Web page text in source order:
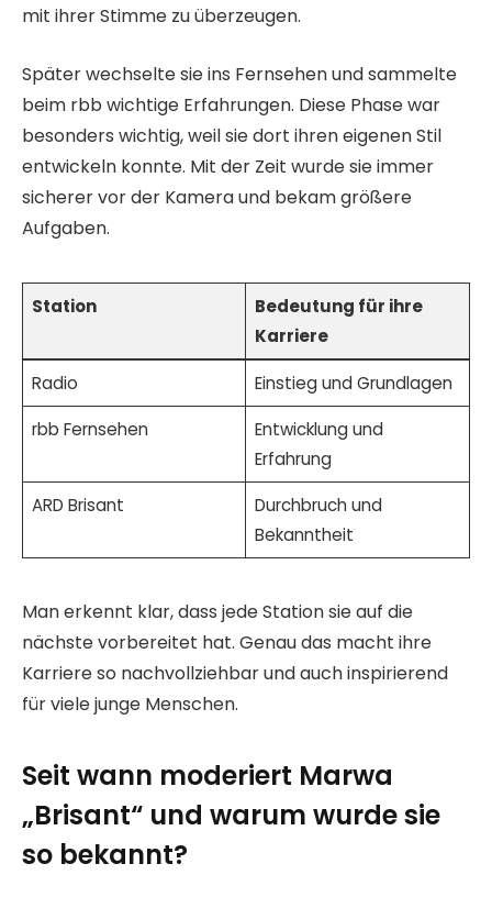
mit ihrer Stimme zu überzeugen.
Später wechselte sie ins Fernsehen und sammelte
beim rbb wichtige Erfahrungen. Diese Phase war
besonders wichtig, weil sie dort ihren eigenen Stil
entwickeln konnte. Mit der Zeit wurde sie immer
sicherer vor der Kamera und bekam größere
Aufgaben.
Station
Bedeutung für ihre
Karriere
Radio
Einstieg und Grundlagen
rbb Fernsehen
Entwicklung und
Erfahrung
ARD Brisant
Durchbruch und
Bekanntheit
Man erkennt klar, dass jede Station sie auf die
nächste vorbereitet hat. Genau das macht ihre
Karriere so nachvollziehbar und auch inspirierend
für viele junge Menschen.
Seit wann moderiert Marwa
„Brisant“ und warum wurde sie
so bekannt?